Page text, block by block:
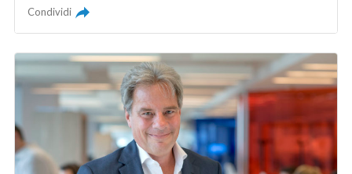
Condividi